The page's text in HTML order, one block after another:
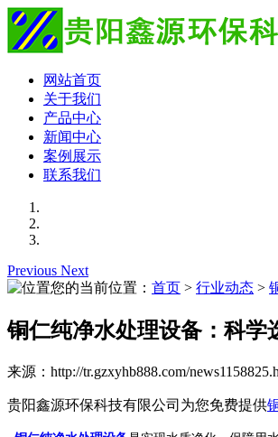
网站首页
关于我们
产品中心
新闻中心
案例展示
联系我们
Previous Next
您的当前位置： 首页 > 行业动态 >
铜仁纯净水处理设备：科学
来源：http://tr.gzxyhb888.com/
贵阳鑫源环保科技有限公司为您免费提供